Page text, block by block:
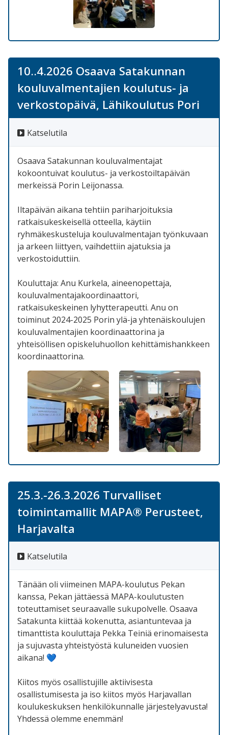
10..4.2026 Osaava Satakunnan
kouluvalmentajien koulutus- ja
verkostopäivä, Lähikoulutus Pori
Katselutila
Osaava Satakunnan kouluvalmentajat
kokoontuivat koulutus- ja verkostoiltapäivän
merkeissä Porin Leijonassa.
Iltapäivän aikana tehtiin pariharjoituksia
ratkaisukeskeisellä otteella, käytiin
ryhmäkeskusteluja kouluvalmentajan työnkuvaan
ja arkeen liittyen, vaihdettiin ajatuksia ja
verkostoiduttiin.
Kouluttaja: Anu Kurkela, aineenopettaja,
kouluvalmentajakoordinaattori,
ratkaisukeskeinen lyhytterapeutti. Anu on
toiminut 2024-2025 Porin ylä-ja yhtenäiskoulujen
kouluvalmentajien koordinaattorina ja
yhteisöllisen opiskeluhuollon kehittämishankkeen
koordinaattorina.
25.3.-26.3.2026 Turvalliset
toimintamallit MAPA® Perusteet,
Harjavalta
Katselutila
Tänään oli viimeinen MAPA-koulutus Pekan
kanssa, Pekan jättäessä MAPA-koulutusten
toteuttamiset seuraavalle sukupolvelle. Osaava
Satakunta kiittää kokenutta, asiantuntevaa ja
timanttista kouluttaja Pekka Teiniä erinomaisesta
ja sujuvasta yhteistyöstä kuluneiden vuosien
aikana! 💙
Kiitos myös osallistujille aktiivisesta
osallistumisesta ja iso kiitos myös Harjavallan
koulukeskuksen henkilökunnalle järjestelyavusta!
Yhdessä olemme enemmän!